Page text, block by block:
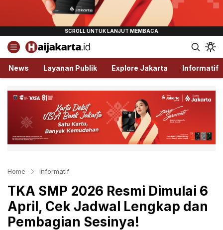
Haijakarta.id
Semua Tentang Jakarta Ada Disini!
News Layanan Publik Explore Jakarta Informatif
Home Informatif
TKA SMP 2026 Resmi Dimulai 6
April, Cek Jadwal Lengkap dan
Pembagian Sesinya!